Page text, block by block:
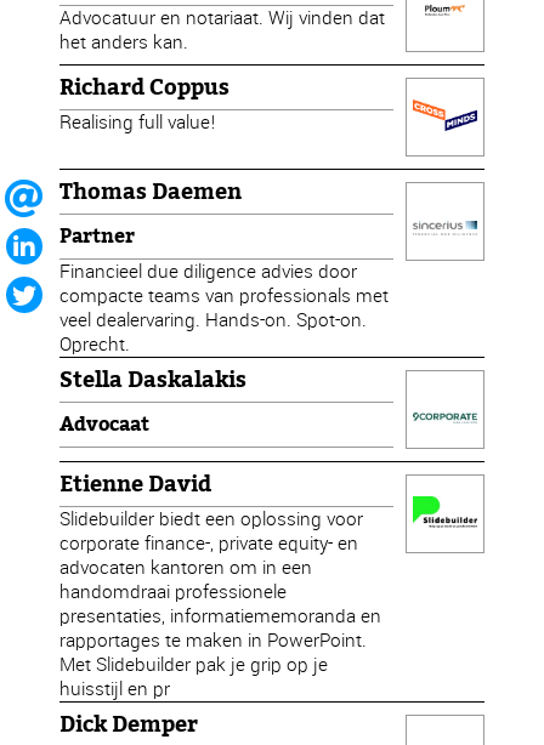
Advocatuur en notariaat. Wij vinden dat
het anders kan.
Richard Coppus
Realising full value!
Thomas Daemen
Partner
Financieel due diligence advies door
compacte teams van professionals met
veel dealervaring. Hands-on. Spot-on.
Oprecht.
Stella Daskalakis
Advocaat
Etienne David
Slidebuilder biedt een oplossing voor
corporate finance-, private equity- en
advocaten kantoren om in een
handomdraai professionele
presentaties, informatiememoranda en
rapportages te maken in PowerPoint.
Met Slidebuilder pak je grip op je
huisstijl en pr
Dick Demper